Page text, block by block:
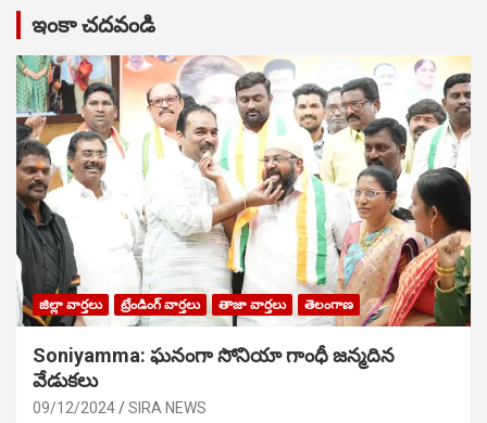
ఇంకా చదవండి
జిల్లా వార్తలు ట్రేండింగ్ వార్తలు తాజా వార్తలు తెలంగాణ
Soniyamma: ఘ‌నంగా సోనియా గాంధీ జ‌న్మ‌దిన
వేడుక‌లు
09/12/2024 SIRA NEWS